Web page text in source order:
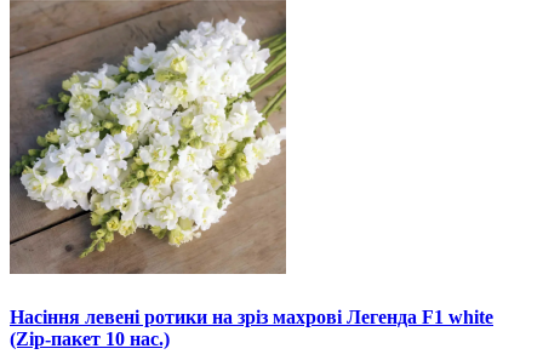
Насіння левені ротики на зріз махрові Легенда F1 white
(Zip-пакет 10 нас.)